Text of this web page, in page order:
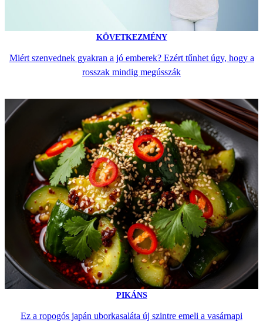
KÖVETKEZMÉNY
Miért szenvednek gyakran a jó emberek? Ezért tűnhet úgy, hogy a
rosszak mindig megússzák
PIKÁNS
Ez a ropogós japán uborkasaláta új szintre emeli a vasárnapi